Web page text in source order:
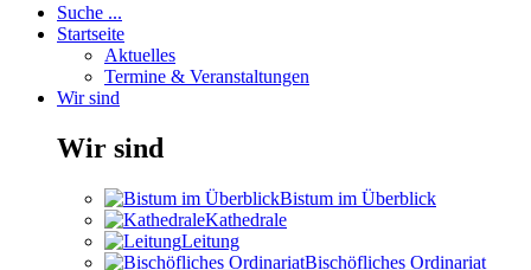
Suche ...
Startseite
Aktuelles
Termine & Veranstaltungen
Wir sind
Wir sind
Bistum im Überblick
Kathedrale
Leitung
Bischöfliches Ordinariat